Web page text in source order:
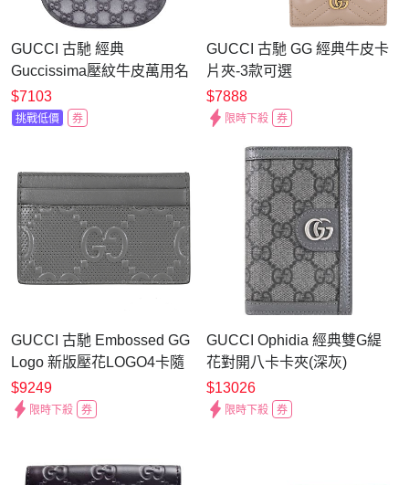
GUCCI 古馳 經典
Guccissima壓紋牛皮萬用名
片/卡夾(銀色)
$7103
挑戰低價 券
GUCCI 古馳 GG 經典牛皮卡
片夾-3款可選
$7888
限時下殺 券
GUCCI 古馳 Embossed GG
Logo 新版壓花LOGO4卡隨
身卡夾(灰)
$9249
限時下殺 券
GUCCI Ophidia 經典雙G緹
花對開八卡卡夾(深灰)
$13026
限時下殺 券